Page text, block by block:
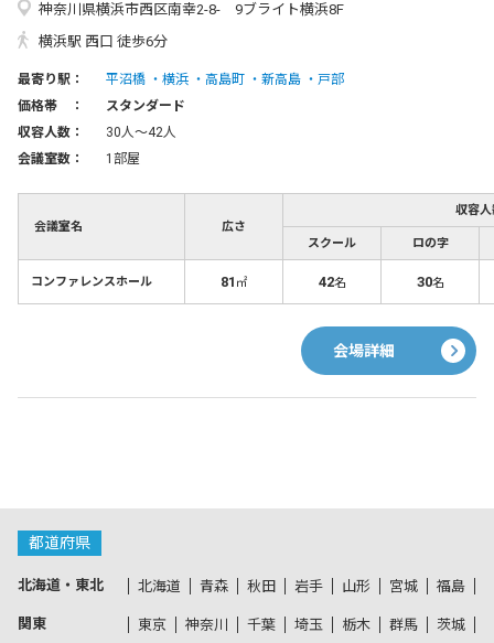
神奈川県横浜市西区南幸2-8- 9ブライト横浜8F
横浜駅 西口 徒歩6分
最寄り駅： 平沼橋 横浜 高島町 新高島
戸部
価格帯 ：
スタンダード
収容人数：
30人〜42人
会議室数：
1部屋
会議室名 広さ
収容人
スクール ロの字
コンファレンスホール 81 ㎡ 42名 30名
会場詳細
都道府県
北海道・東北 北海道 青森 秋田 岩手 山形 宮城 福島
関東 東京 神奈川 千葉 埼玉 栃木 群馬 茨城